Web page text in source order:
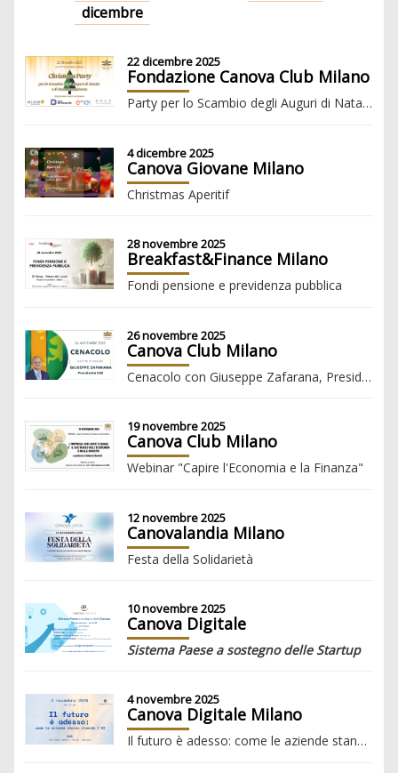
dicembre
22 dicembre 2025
Fondazione Canova Club Milano
Party per lo Scambio degli Auguri di Natale e di Buon Anno Nuovo
4 dicembre 2025
Canova Giovane Milano
Christmas Aperitif
28 novembre 2025
Breakfast&Finance Milano
Fondi pensione e previdenza pubblica
26 novembre 2025
Canova Club Milano
Cenacolo con Giuseppe Zafarana, Presidente ENI
19 novembre 2025
Canova Club Milano
Webinar "Capire l'Economia e la Finanza"
12 novembre 2025
Canovalandia Milano
Festa della Solidarietà
10 novembre 2025
Canova Digitale
Sistema Paese a sostegno delle Startup
4 novembre 2025
Canova Digitale Milano
Il futuro è adesso: come le aziende stanno vivendo l’AI